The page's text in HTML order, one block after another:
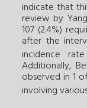
indicate that
review by
107 (2.4%)
after the
incidence
Additionally,
observed in 1
involving